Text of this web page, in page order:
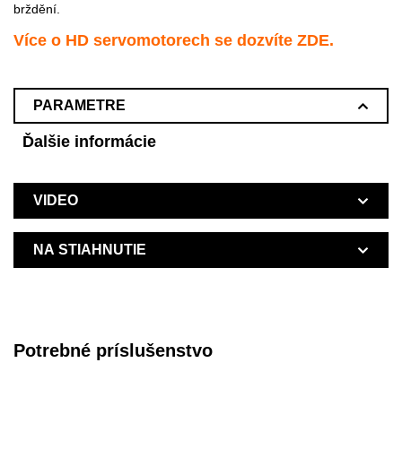
brždění.
Více o HD servomotorech se dozvíte ZDE.
PARAMETRE
VIDEO
NA STIAHNUTIE
Ďalšie informácie
Potrebné príslušenstvo